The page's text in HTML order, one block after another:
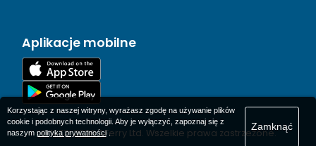
Aplikacje mobilne
© 1977-2026AFerry Ltd. Wszelkie prawa zastrzeżone.
Korzystając z naszej witryny, wyrażasz zgodę na używanie plików
cookie i podobnych technologii. Aby je wyłączyć, zapoznaj się z
naszym polityka prywatności.
Zamknąć